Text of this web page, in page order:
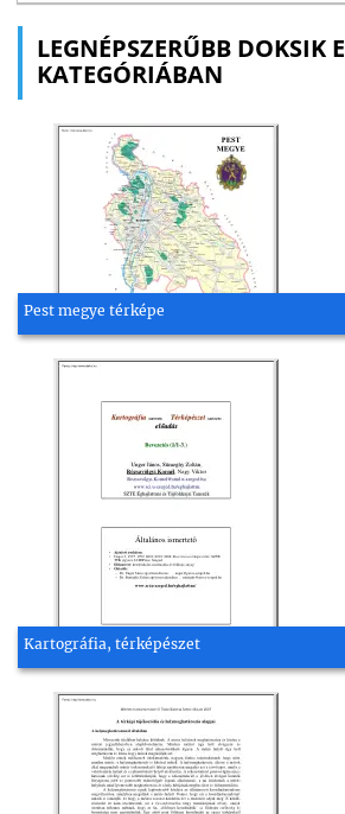
LEGNÉPSZERŰBB DOKSIK
KATEGÓRIÁBAN
Pest megye térképe
Kartográfia, térképészet